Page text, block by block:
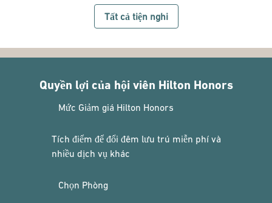
Tất cả tiện nghi
Quyền lợi của hội viên Hilton Honors
Mức Giảm giá Hilton Honors
Tích điểm để đổi đêm lưu trú miễn phí và
nhiều dịch vụ khác
Chọn Phòng